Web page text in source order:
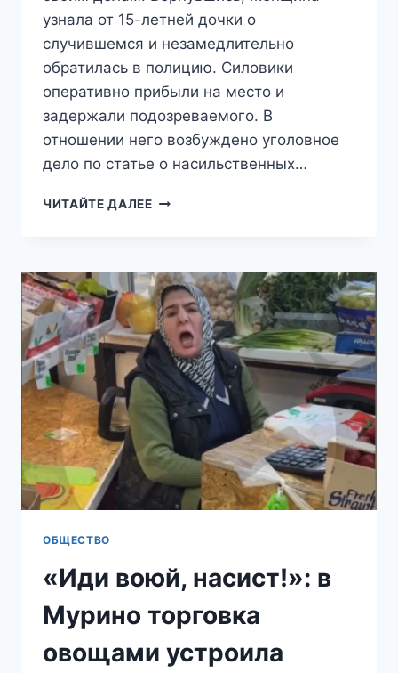
узнала от 15-летней дочки о
случившемся и незамедлительно
обратилась в полицию. Силовики
оперативно прибыли на место и
задержали подозреваемого. В
отношении него возбуждено уголовное
дело по статье о насильственных…
ЧИТАЙТЕ ДАЛЕЕ«СЕМЬЯ
ТАДЖИКИСТАНА
ИЗНАСИЛОВАЛ
ДОЧЬ,
ПОКА
ЖЕНЫ
БЫЛО
ДОМА
ОБЩЕСТВО
«Иди воюй, насист!»: в
Мурино торговка
овощами устроила